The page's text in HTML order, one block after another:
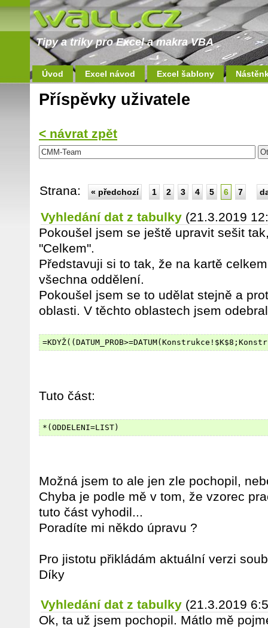
Tipy a triky pro Excel a makra VBA
Úvod Excel návod Excel šablony
Příspěvky uživatele
< návrat zpět
Strana: « předchozí 1 2 3 4 5 6 7
Vyhledání dat z tabulky (21.3.2019
Pokoušel jsem se ještě upravit sešit
"Celkem".
Představuji si to tak, že na kartě
všechna oddělení.
Pokoušel jsem se to udělat stejně a
oblasti. V těchto oblastech jsem
Tuto část:
*(ODDELENI=LIST)
Možná jsem to ale jen zle pochopil,
Chyba je podle mě v tom, že vzorec
tuto část vyhodil...
Poradíte mi někdo úpravu ?
Pro jistotu přikládám aktuální verzi
Díky
Vyhledání dat z tabulky (21.3.2019
Ok, ta už jsem pochopil. Mátlo mě